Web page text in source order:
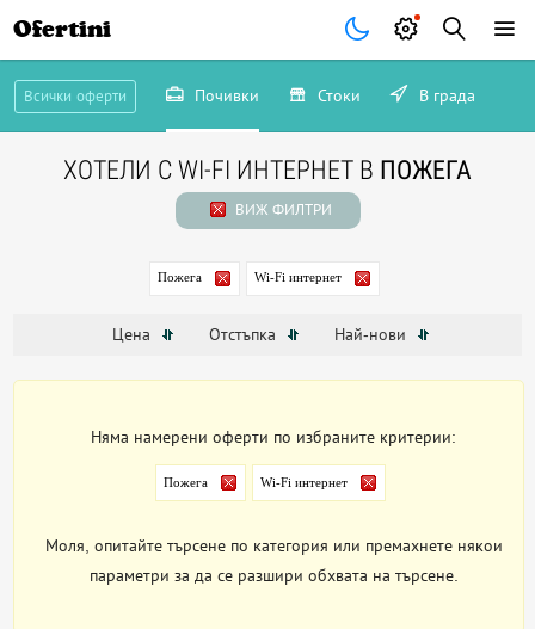
Ofertini
Всички оферти Почивки Стоки В града
ХОТЕЛИ С WI-FI ИНТЕРНЕТ В ПОЖЕГА
ВИЖ ФИЛТРИ
Пожега Wi-Fi интернет
Цена Отстъпка Най-нови
Няма намерени оферти по избраните критерии:
Пожега Wi-Fi интернет
Моля, опитайте търсене по категория или премахнете някои
параметри за да се разшири обхвата на търсене.
-34%
те очакват още следващият понеделник
Запиши се сега!